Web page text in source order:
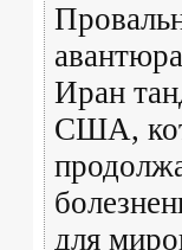
Иран
США,
для